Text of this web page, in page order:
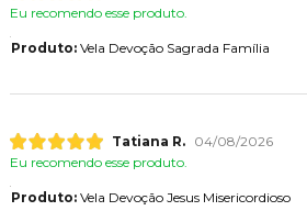
Eu recomendo esse produto.
Produto:Vela Devoção Sagrada Família
Tatiana R.
04/08/2026
Eu recomendo esse produto.
Produto:Vela Devoção Jesus Misericordioso